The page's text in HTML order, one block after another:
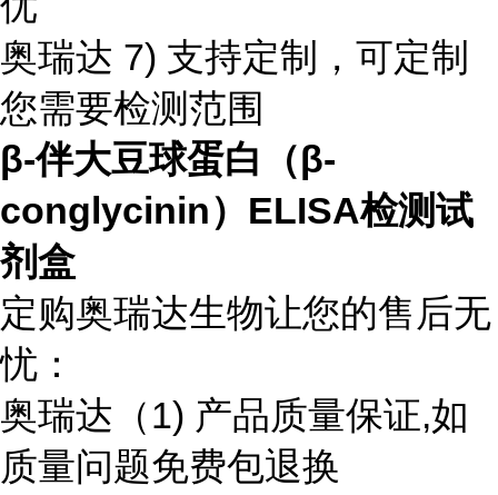
奥瑞达 7) 支持定制，可定制
您需要检测范围
β-伴大豆球蛋白（β-
conglycinin）ELISA检测试
剂盒
定购奥瑞达生物让您的售后无
忧：
奥瑞达（1) 产品质量保证,如
质量问题免费包退换